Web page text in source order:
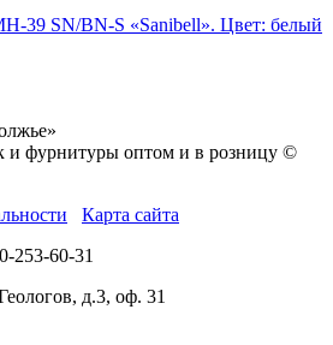
39 SN/BN-S «Sanibell». Цвет: белый
и фурнитуры оптом и в розницу ©
Карта сайта
253-60-31
д.3, оф. 31